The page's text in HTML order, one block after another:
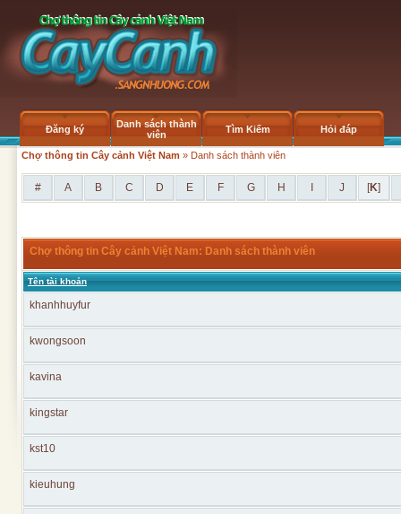
Đăng ký
Danh sách thành
viên
Tìm Kiếm Hỏi đáp
Chợ thông tin Cây cảnh Việt Nam » Danh sách thành viên
# A B C D E F G H J [K]
Chợ thông tin Cây cảnh Việt Nam: Danh sách thành viên
Tên tài khoản
khanhhuyfur
kwongsoon
kavina
kingstar
kst10
kieuhung